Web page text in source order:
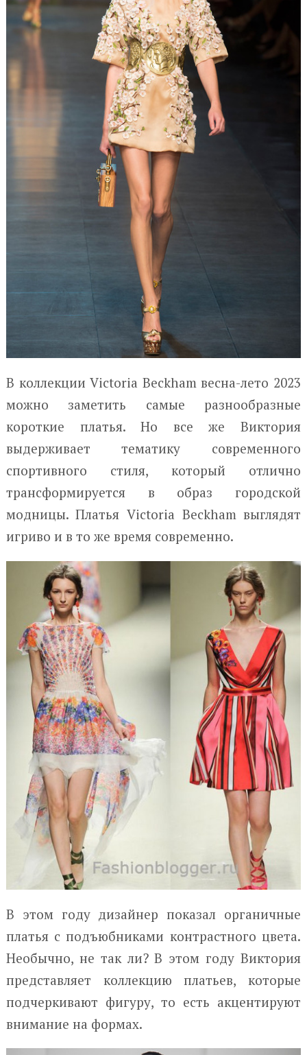
В коллекции Victoria Beckham весна-лето 2023
можно заметить самые разнообразные
короткие платья. Но все же Виктория
выдерживает тематику современного
спортивного стиля, который отлично
трансформируется в образ городской
модницы. Платья Victoria Beckham выглядят
игриво и в то же время современно.
В этом году дизайнер показал органичные
платья с подъюбниками контрастного цвета.
Необычно, не так ли? В этом году Виктория
представляет коллекцию платьев, которые
подчеркивают фигуру, то есть акцентируют
внимание на формах.